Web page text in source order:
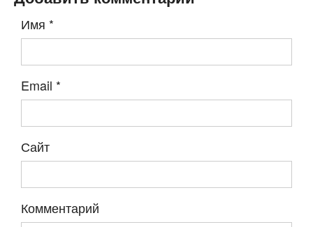
Имя *
Email *
Сайт
Комментарий